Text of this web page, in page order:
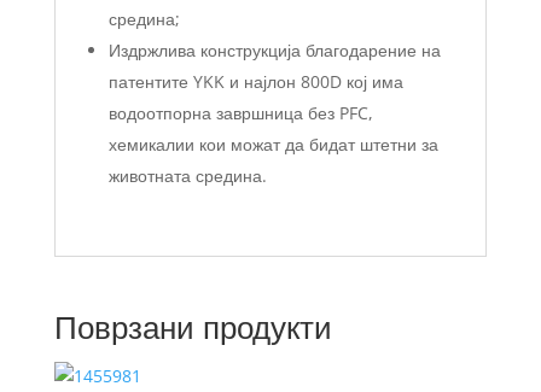
средина;
Издржлива конструкција благодарение на
патентите YKK и најлон 800D кој има
водоотпорна завршница без PFC,
хемикалии кои можат да бидат штетни за
животната средина.
Поврзани продукти